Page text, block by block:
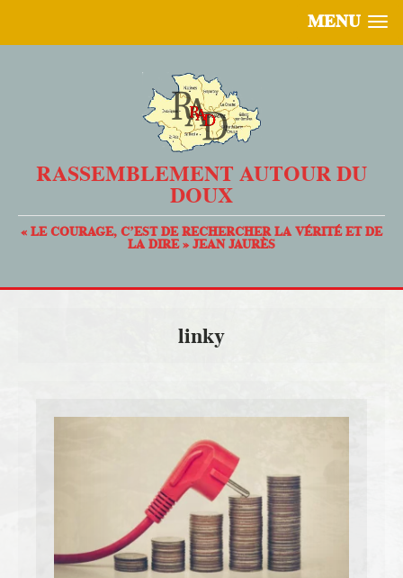
MENU
RASSEMBLEMENT AUTOUR DU
DOUX
« LE COURAGE, C’EST DE RECHERCHER LA VÉRITÉ ET DE
LA DIRE » JEAN JAURÈS
linky